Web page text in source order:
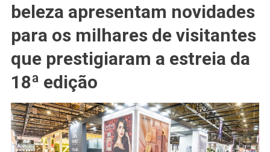
beleza apresentam novidades
para os milhares de visitantes
que prestigiaram a estreia da
18ª edição